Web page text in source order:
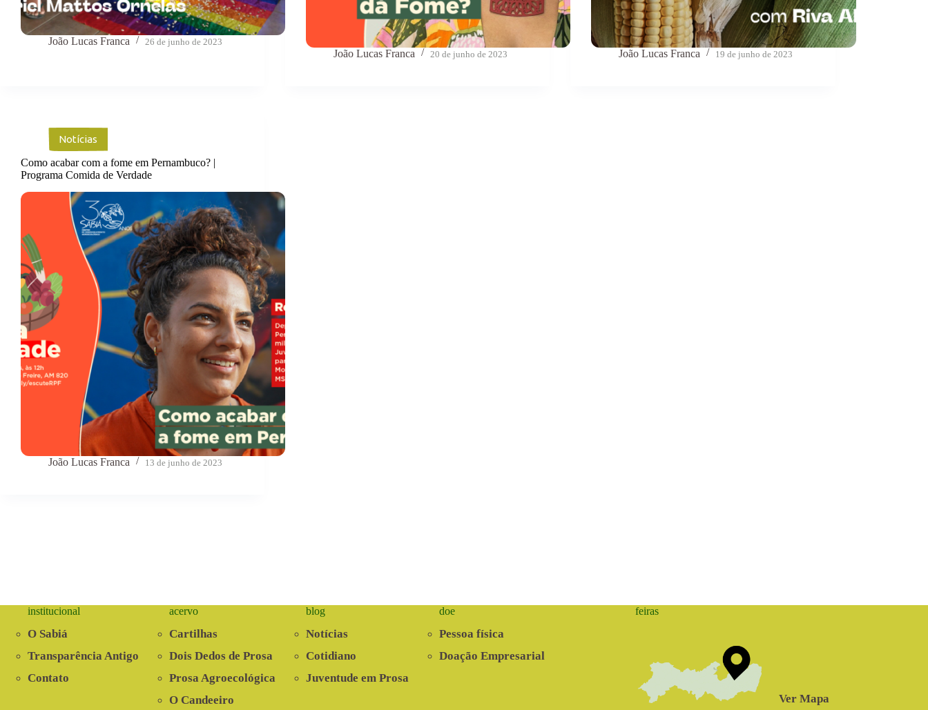
João Lucas Franca 26 de junho de 2023
João Lucas Franca 20 de junho de 2023 João Lucas Franca 19 de junho de 2023
Notícias
Como acabar com a fome em Pernambuco? |
Programa Comida de Verdade
João Lucas Franca 13 de junho de 2023
institucional
O Sabiá
Transparência Antigo
Contato
acervo
Cartilhas
Dois Dedos de Prosa
Prosa Agroecológica
O Candeeiro
blog
Notícias
Cotidiano
Juventude em Prosa
doe
Pessoa física
Doação Empresarial
feiras
Ver Mapa